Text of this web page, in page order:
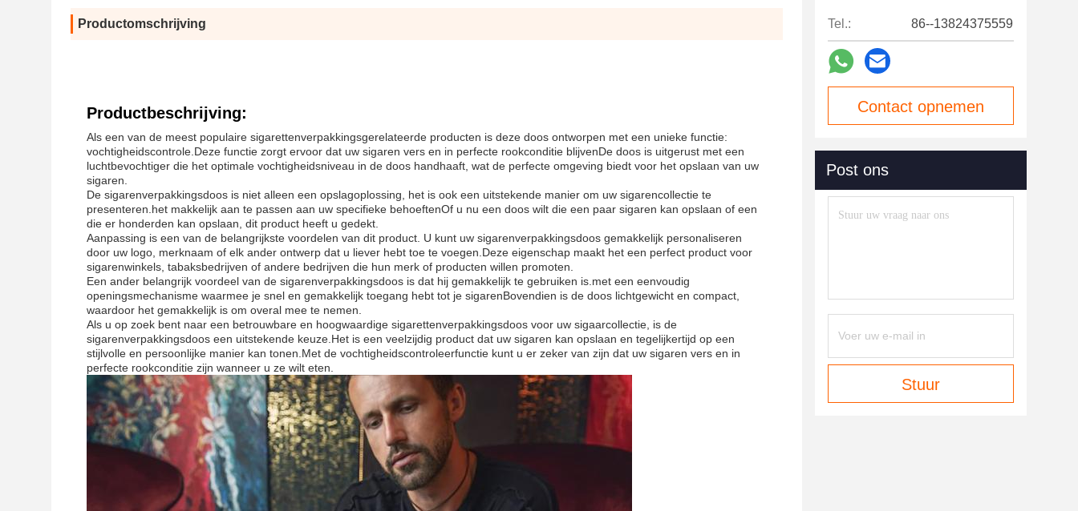
Productomschrijving
Productbeschrijving:
Als een van de meest populaire sigarettenverpakkingsgerelateerde producten is deze doos ontworpen met een unieke functie:
vochtigheidscontrole.Deze functie zorgt ervoor dat uw sigaren vers en in perfecte rookconditie blijvenDe doos is uitgerust met een
luchtbevochtiger die het optimale vochtigheidsniveau in de doos handhaaft, wat de perfecte omgeving biedt voor het opslaan van uw
sigaren.
De sigarenverpakkingsdoos is niet alleen een opslagoplossing, het is ook een uitstekende manier om uw sigarencollectie te
presenteren.het makkelijk aan te passen aan uw specifieke behoeftenOf u nu een doos wilt die een paar sigaren kan opslaan of een
die er honderden kan opslaan, dit product heeft u gedekt.
Aanpassing is een van de belangrijkste voordelen van dit product. U kunt uw sigarenverpakkingsdoos gemakkelijk personaliseren
door uw logo, merknaam of elk ander ontwerp dat u liever hebt toe te voegen.Deze eigenschap maakt het een perfect product voor
sigarenwinkels, tabaksbedrijven of andere bedrijven die hun merk of producten willen promoten.
Een ander belangrijk voordeel van de sigarenverpakkingsdoos is dat hij gemakkelijk te gebruiken is.met een eenvoudig
openingsmechanisme waarmee je snel en gemakkelijk toegang hebt tot je sigarenBovendien is de doos lichtgewicht en compact,
waardoor het gemakkelijk is om overal mee te nemen.
Als u op zoek bent naar een betrouwbare en hoogwaardige sigarettenverpakkingsdoos voor uw sigaarcollectie, is de
sigarenverpakkingsdoos een uitstekende keuze.Het is een veelzijdig product dat uw sigaren kan opslaan en tegelijkertijd op een
stijlvolle en persoonlijke manier kan tonen.Met de vochtigheidscontroleerfunctie kunt u er zeker van zijn dat uw sigaren vers en in
perfecte rookconditie zijn wanneer u ze wilt eten.
Tel.: 86--13824375559
Contact opnemen
Post ons
Stuur